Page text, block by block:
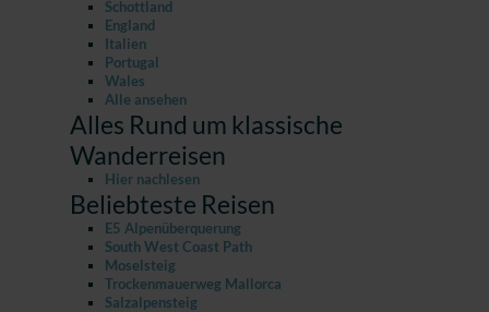
Schottland
England
Italien
Portugal
Wales
Alle ansehen
Alles Rund um klassische
Wanderreisen
Hier nachlesen
Beliebteste Reisen
E5 Alpenüberquerung
South West Coast Path
Moselsteig
Trockenmauerweg Mallorca
Salzalpensteig